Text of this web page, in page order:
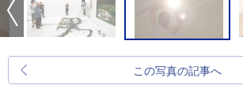
この写真の記事へ